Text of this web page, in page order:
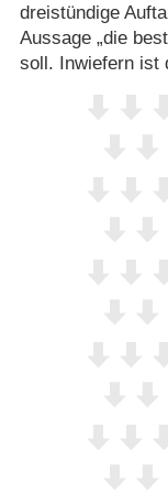
dreistündige
Aussage „die
soll. Inwiefern ist